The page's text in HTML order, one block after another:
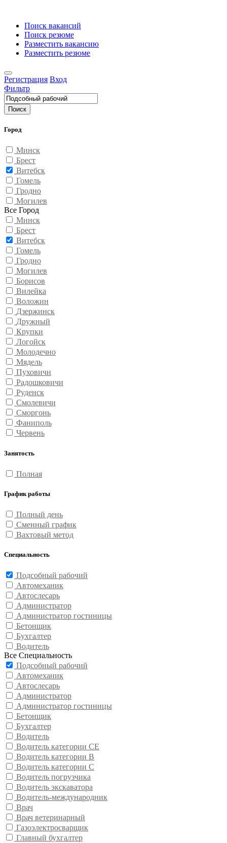
Поиск вакансий
Поиск резюме
Разместить вакансию
Разместить резюме
Регистрация Вход
Фильтр
Поиск
Город
Минск
Брест
Витебск
Гомель
Гродно
Могилев
Все Город
Минск
Брест
Витебск
Гомель
Гродно
Могилев
Борисов
Вилейка
Воложин
Дзержинск
Дружный
Крупки
Логойск
Молодечно
Мядель
Пуховичи
Радошковичи
Руденск
Смолевичи
Сморгонь
Фаниполь
Червень
Занятость
Полная
График работы
Полный день
Сменный график
Вахтовый метод
Специальность
Подсобный рабочий
Автомеханик
Автослесарь
Администратор
Администратор гостиницы
Бетонщик
Бухгалтер
Водитель
Все Специальность
Подсобный рабочий
Автомеханик
Автослесарь
Администратор
Администратор гостиницы
Бетонщик
Бухгалтер
Водитель
Водитель категории CE
Водитель категории В
Водитель категории С
Водитель погрузчика
Водитель экскаватора
Водитель-международник
Врач
Врач ветеринарный
Газоэлектросварщик
Главный бухгалтер